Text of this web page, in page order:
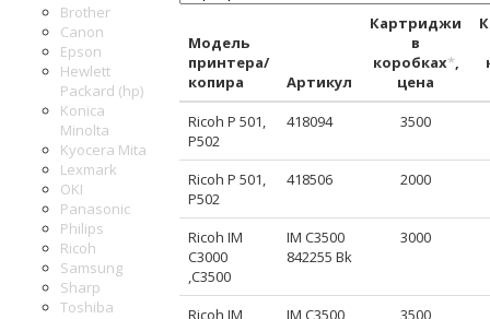
Brother
Canon
Epson
Hewlett
Packard (hp)
Konica
Minolta
Kyocera Mita
Lexmark
OKI
Panasonic
Philips
Ricoh
Samsung
Sharp
Toshiba
Модель
принтера/
копира
Артикул
Картриджи
в
коробках*,
цена
Ricoh P 501,
P502
418094 3500
Ricoh P 501,
P502
418506 2000
Ricoh IM
C3000
,C3500
IM C3500
842255 Bk
3000
Ricoh IM
IM C3500
3500